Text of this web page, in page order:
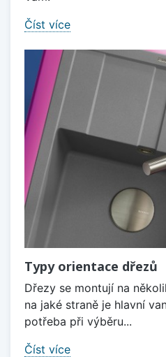
Číst více
Typy orientace dřezů
Dřezy se montují na
na jaké straně je hlavní
potřeba při výběru...
Číst více